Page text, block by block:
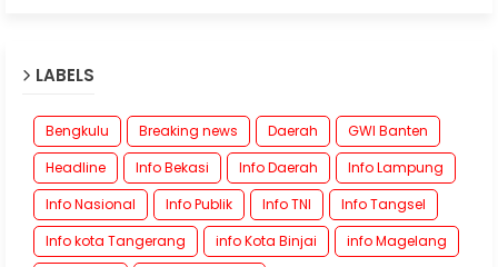
LABELS
Bengkulu Breaking news Daerah
GWI Banten
Headline
Info Bekasi Info Daerah
Info Lampung
Info Nasional
Info Publik Info TNI
Info Tangsel
Info kota Tangerang
info Kota Binjai
info Magelang